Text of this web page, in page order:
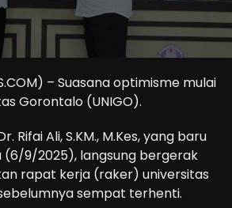
– Suasana optimisme mulai
Gorontalo (UNIGO).
Rifai Ali, S.KM., M.Kes, yang baru
(6/9/2025), langsung bergerak
rapat kerja (raker) universitas
sempat terhenti.